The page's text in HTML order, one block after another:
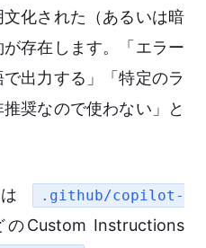
化された（あるいは暗
存在します。「エラー
出力する」「特定のラ
奨なので使わない」と
.github/copilot-
のCustom Instructions